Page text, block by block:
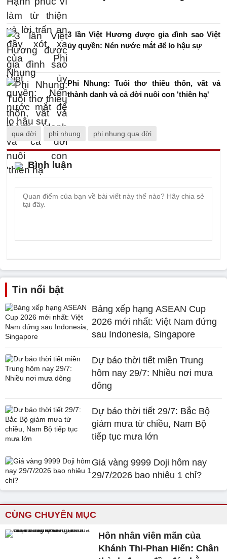
3 lần Việt Hương được gia đình sao Việt
ủy quyền: Nén nước mắt để lo hậu sự
Phi Nhung: Tuổi thơ thiếu thốn, vất vả
thành danh và cả đời nuôi con 'thiên hạ'
qua đời phi nhung phi nhung qua đời
Bình luận
Tin nổi bật
Bảng xếp hạng ASEAN Cup
2026 mới nhất: Việt Nam đứng
sau Indonesia, Singapore
Dự báo thời tiết miền Trung
hôm nay 29/7: Nhiều nơi mưa
dông
Dự báo thời tiết 29/7: Bắc Bộ
giảm mưa từ chiều, Nam Bộ
tiếp tục mưa lớn
Giá vàng 9999 Doji hôm nay
29/7/2026 bao nhiêu 1 chỉ?
CÙNG CHUYÊN MỤC
Hôn nhân viên mãn của
Khánh Thi-Phan Hiển: Chân